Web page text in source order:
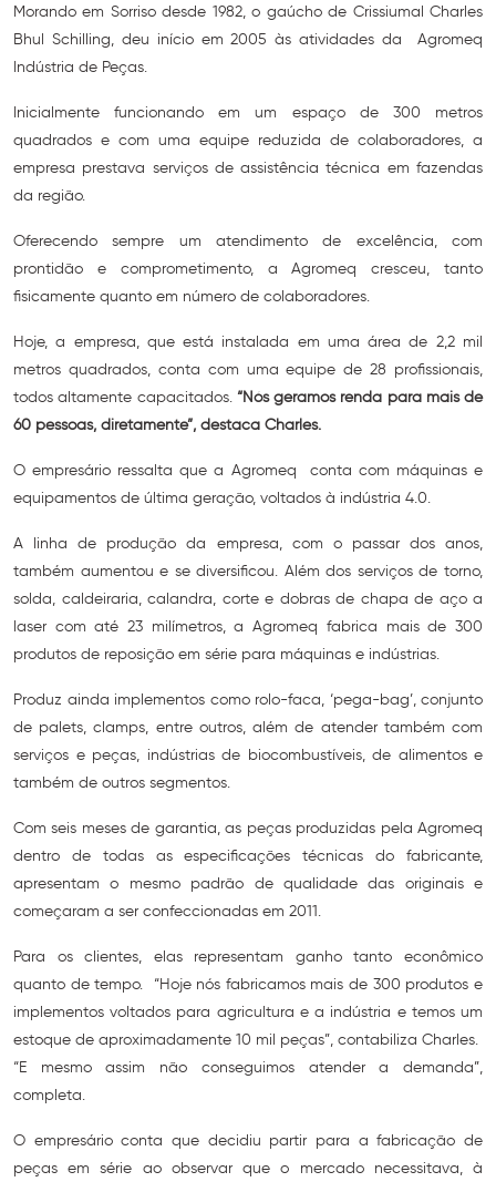
Morando em Sorriso desde 1982, o gaúcho de Crissiumal Charles
Bhul Schilling, deu início em 2005 às atividades da Agromeq
Indústria de Peças.
Inicialmente funcionando em um espaço de 300 metros
quadrados e com uma equipe reduzida de colaboradores, a
empresa prestava serviços de assistência técnica em fazendas
da região.
Oferecendo sempre um atendimento de excelência, com
prontidão e comprometimento, a Agromeq cresceu, tanto
fisicamente quanto em número de colaboradores.
Hoje, a empresa, que está instalada em uma área de 2,2 mil
metros quadrados, conta com uma equipe de 28 profissionais,
todos altamente capacitados. “Nós geramos renda para mais de
60 pessoas, diretamente”, destaca Charles.
O empresário ressalta que a Agromeq conta com máquinas e
equipamentos de última geração, voltados à indústria 4.0.
A linha de produção da empresa, com o passar dos anos,
também aumentou e se diversificou. Além dos serviços de torno,
solda, caldeiraria, calandra, corte e dobras de chapa de aço a
laser com até 23 milímetros, a Agromeq fabrica mais de 300
produtos de reposição em série para máquinas e indústrias.
Produz ainda implementos como rolo-faca, ‘pega-bag’, conjunto
de palets, clamps, entre outros, além de atender também com
serviços e peças, indústrias de biocombustíveis, de alimentos e
também de outros segmentos.
Com seis meses de garantia, as peças produzidas pela Agromeq
dentro de todas as especificações técnicas do fabricante,
apresentam o mesmo padrão de qualidade das originais e
começaram a ser confeccionadas em 2011.
Para os clientes, elas representam ganho tanto econômico
quanto de tempo. “Hoje nós fabricamos mais de 300 produtos e
implementos voltados para agricultura e a indústria e temos um
estoque de aproximadamente 10 mil peças”, contabiliza Charles.
“E mesmo assim não conseguimos atender a demanda”,
completa.
O empresário conta que decidiu partir para a fabricação de
peças em série ao observar que o mercado necessitava, à